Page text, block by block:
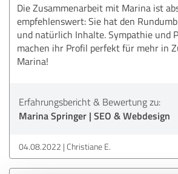
Die Zusammenarbeit mit Marina ist
empfehlenswert: Sie hat den
und natürlich Inhalte. Sympathie und
machen ihr Profil perfekt für mehr in
Marina!
Erfahrungsbericht & Bewertung zu:
Marina Springer | SEO & Webdesign
04.08.2022 Christiane E.